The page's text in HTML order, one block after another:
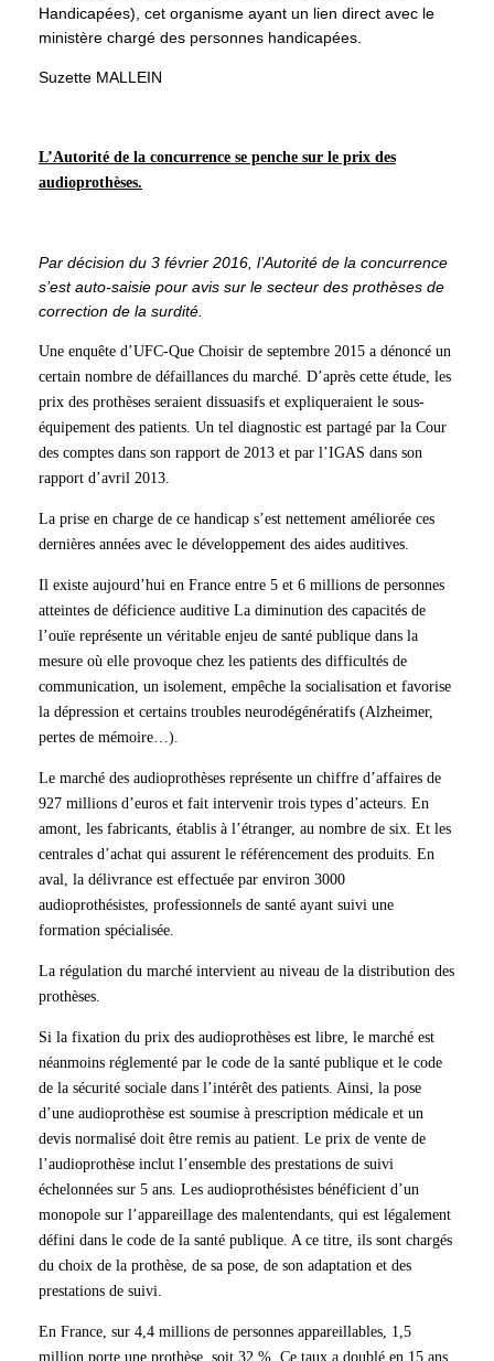
Handicapées), cet organisme ayant un lien direct avec le
ministère chargé des personnes handicapées.
Suzette MALLEIN
L’Autorité de la concurrence se penche sur le prix des
audioprothèses.
Par décision du 3 février 2016, l’Autorité de la concurrence
s’est auto-saisie pour avis sur le secteur des prothèses de
correction de la surdité.
Une enquête d’UFC-Que Choisir de septembre 2015 a dénoncé un
certain nombre de défaillances du marché. D’après cette étude, les
prix des prothèses seraient dissuasifs et expliqueraient le sous-
équipement des patients. Un tel diagnostic est partagé par la Cour
des comptes dans son rapport de 2013 et par l’IGAS dans son
rapport d’avril 2013.
La prise en charge de ce handicap s’est nettement améliorée ces
dernières années avec le développement des aides auditives.
Il existe aujourd’hui en France entre 5 et 6 millions de personnes
atteintes de déficience auditive La diminution des capacités de
l’ouïe représente un véritable enjeu de santé publique dans la
mesure où elle provoque chez les patients des difficultés de
communication, un isolement, empêche la socialisation et favorise
la dépression et certains troubles neurodégénératifs (Alzheimer,
pertes de mémoire…).
Le marché des audioprothèses représente un chiffre d’affaires de
927 millions d’euros et fait intervenir trois types d’acteurs. En
amont, les fabricants, établis à l’étranger, au nombre de six. Et les
centrales d’achat qui assurent le référencement des produits. En
aval, la délivrance est effectuée par environ 3000
audioprothésistes, professionnels de santé ayant suivi une
formation spécialisée.
La régulation du marché intervient au niveau de la distribution des
prothèses.
Si la fixation du prix des audioprothèses est libre, le marché est
néanmoins réglementé par le code de la santé publique et le code
de la sécurité sociale dans l’intérêt des patients. Ainsi, la pose
d’une audioprothèse est soumise à prescription médicale et un
devis normalisé doit être remis au patient. Le prix de vente de
l’audioprothèse inclut l’ensemble des prestations de suivi
échelonnées sur 5 ans. Les audioprothésistes bénéficient d’un
monopole sur l’appareillage des malentendants, qui est légalement
défini dans le code de la santé publique. A ce titre, ils sont chargés
du choix de la prothèse, de sa pose, de son adaptation et des
prestations de suivi.
En France, sur 4,4 millions de personnes appareillables, 1,5
million porte une prothèse, soit 32 %. Ce taux a doublé en 15 ans.